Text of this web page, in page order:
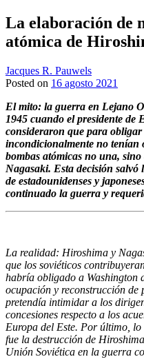
La elaboración de
atómica de
Jacques R. Pauwels
Posted on 16 agosto 2021
El mito: la guerra en Lejano
1945 cuando el presidente de
consideraron que para
incondicionalmente no tenían
bombas atómicas no una, sino
Nagasaki. Esta decisión salvó
de estadounidenses y
continuado la guerra y
La realidad: Hiroshima y
que los soviéticos
habría obligado a
ocupación y reconstrucción de
pretendía intimidar a los
concesiones respecto a los
Europa del Este. Por último, lo
fue la destrucción de
Unión Soviética en la guerra